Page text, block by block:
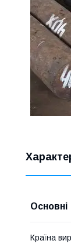
Основні
Країна